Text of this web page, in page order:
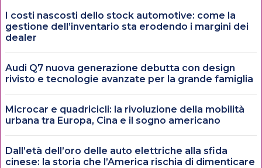
I costi nascosti dello stock automotive: come la
gestione dell’inventario sta erodendo i margini dei
dealer
Audi Q7 nuova generazione debutta con design
rivisto e tecnologie avanzate per la grande famiglia
Microcar e quadricicli: la rivoluzione della mobilità
urbana tra Europa, Cina e il sogno americano
Dall’età dell’oro delle auto elettriche alla sfida
cinese: la storia che l’America rischia di dimenticare